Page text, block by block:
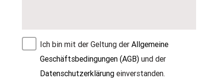
Ich bin mit der Geltung der Allgemeine
Geschäftsbedingungen (AGB)und der
Datenschutzerklärungeinverstanden.